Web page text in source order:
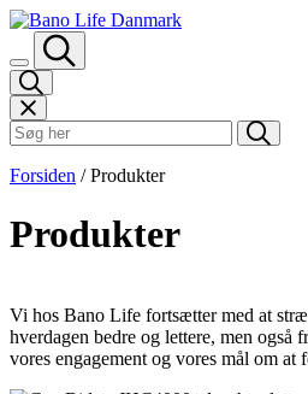
Spring til indhold
Søk i Bano Life
Forsiden /Produkter
Produkter
Vi hos Bano Life fortsætter med at
hverdagen bedre og lettere, men
vores engagement og vores mål om